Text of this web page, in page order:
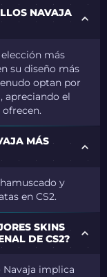
NAVAJA
más
su diseño más
optan por
apreciando el
MÁS
y
en CS2.
SKINS
DE CS2?
Navaja implica